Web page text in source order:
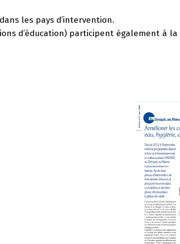
les pays d’intervention.
d’éducation) participent également à